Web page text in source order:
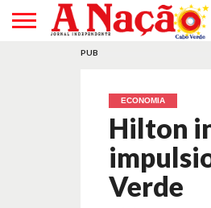
PUB
ECONOMIA
Hilton
Verde